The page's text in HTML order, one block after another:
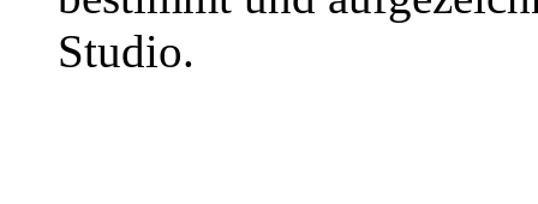
Studio.